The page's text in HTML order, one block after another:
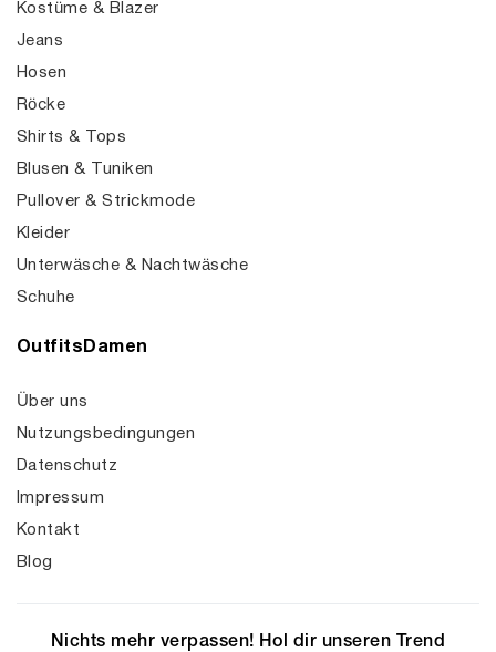
Kostüme & Blazer
Jeans
Hosen
Röcke
Shirts & Tops
Blusen & Tuniken
Pullover & Strickmode
Kleider
Unterwäsche & Nachtwäsche
Schuhe
OutfitsDamen
Über uns
Nutzungsbedingungen
Datenschutz
Impressum
Kontakt
Blog
Nichts mehr verpassen! Hol dir unseren Trend